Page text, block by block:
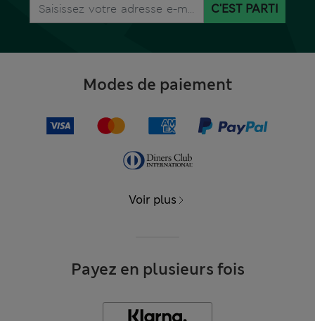
C'EST PARTI
Modes de paiement
Voir plus
Payez en plusieurs fois